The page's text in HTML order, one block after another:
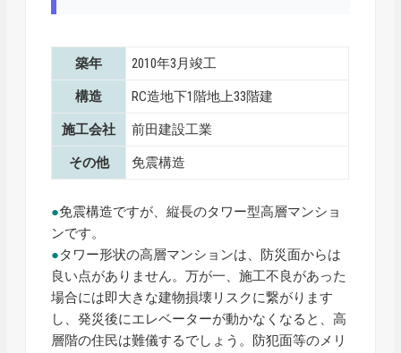
築年 2010年3月竣工
構造 RC造地下1階地上33階建
施工会社 前田建設工業
その他 免震構造
●免震構造ですが、縦長のタワー型高層マンショ
ンです。
●タワー形状の高層マンションは、防災面からは
良い点がありません。万が一、施工不良があった
場合には即大きな建物損壊リスクに繋がります
し、発災後にエレベーターが動かなくなると、高
層階の住民は難儀するでしょう。防犯面等のメリ